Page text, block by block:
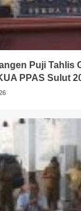
Puji Tahlis
PPAS Sulut